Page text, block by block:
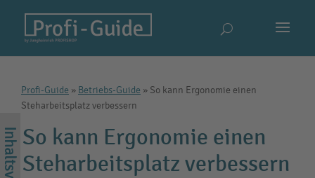
Profi-Guide » Betriebs-Guide » So kann Ergonomie einen
Steharbeitsplatz verbessern
So kann Ergonomie einen
Steharbeitsplatz verbessern